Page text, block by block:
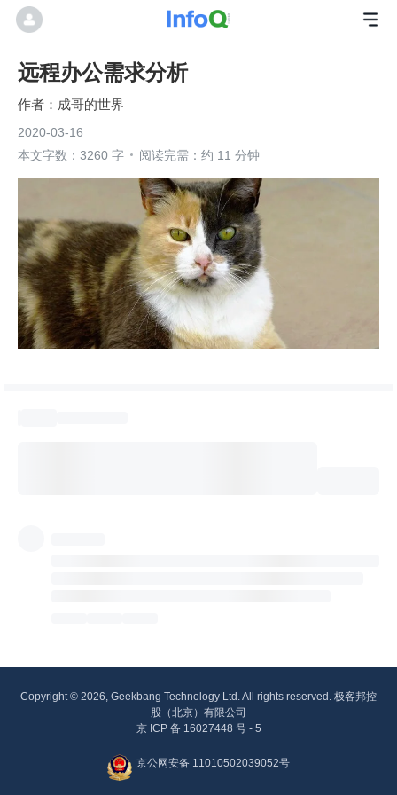
远程办公需求分析
成哥的世界
2020-03-16
本文字数：3260 字
阅读完需：约 11 分钟
Copyright © 2026, Geekbang Technology Ltd. All rights reserved. 极客邦控
股（北京）有限公司
京 ICP 备 16027448 号 - 5
京公网安备 11010502039052号